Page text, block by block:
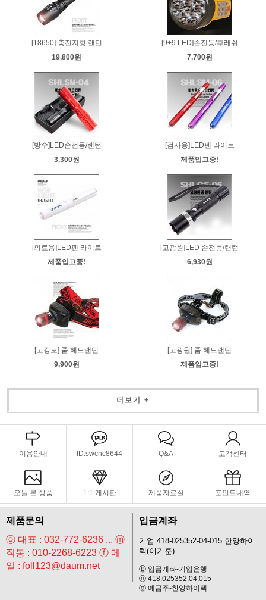
[18650] 충전지형 랜턴
19,800원
[9+9 LED]손전등/후레쉬
7,700원
[방수]LED손전등/랜턴
3,300원
[검사용]LED펜 라이트
제품입고중!
[의료용]LED펜 라이트
제품입고중!
[고광원]LED 손전등/랜턴
6,930원
[고강도] 줌 헤드랜턴
9,900원
[고광원] 줌 헤드랜턴
제품입고중!
더보기 +
이용안내 ID:swcnc8644 Q&A 고객센터
오늘 본 상품 1:1 게시판 제품자료실 포인트내역
제품문의
ⓞ 대표 : 032-772-6236 ... ⓜ
직통 : 010-2268-6223 ⓕ 메
일 : foll123@daum.net
입금계좌
기업 418-025352-04-015 한양하이
텍(이기훈)
ⓑ 입금계좌-기업은행
ⓝ 418.025352.04.015
ⓒ 예금주-한양하이텍